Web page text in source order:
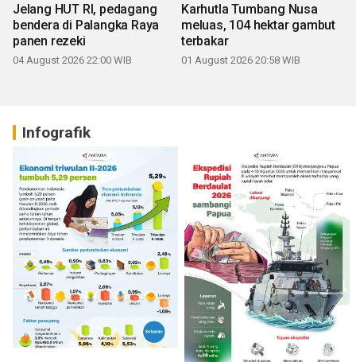
Jelang HUT RI, pedagang
bendera di Palangka Raya
panen rezeki
04 August 2026 22:00 WIB
Karhutla Tumbang Nusa
meluas, 104 hektar gambut
terbakar
01 August 2026 20:58 WIB
Infografik